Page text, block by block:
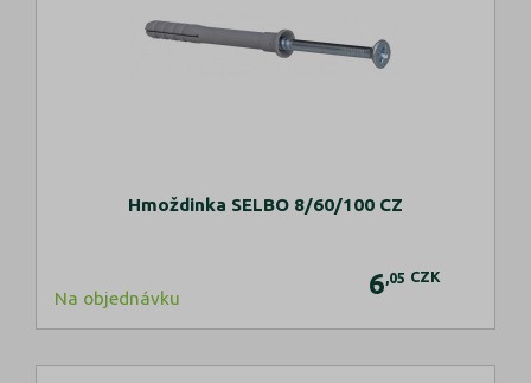
Hmoždinka SELBO 8/60/100 CZ
Na objednávku 6 ,05 CZK